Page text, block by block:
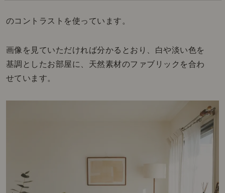
のコントラストを使っています。
画像を見ていただければ分かるとおり、白や淡い色を
基調としたお部屋に、天然素材のファブリックを合わ
せています。